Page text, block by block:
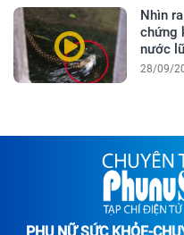
Nhìn
chứng
nước
28/09/
PHỤ NỮ SỨC KHỎE-